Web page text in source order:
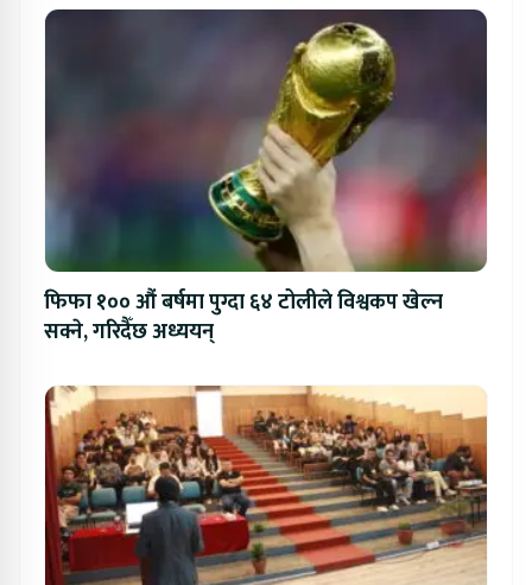
फिफा १०० औं बर्षमा पुग्दा ६४ टोलीले विश्वकप खेल्न
सक्ने, गरिदैँछ अध्ययन्